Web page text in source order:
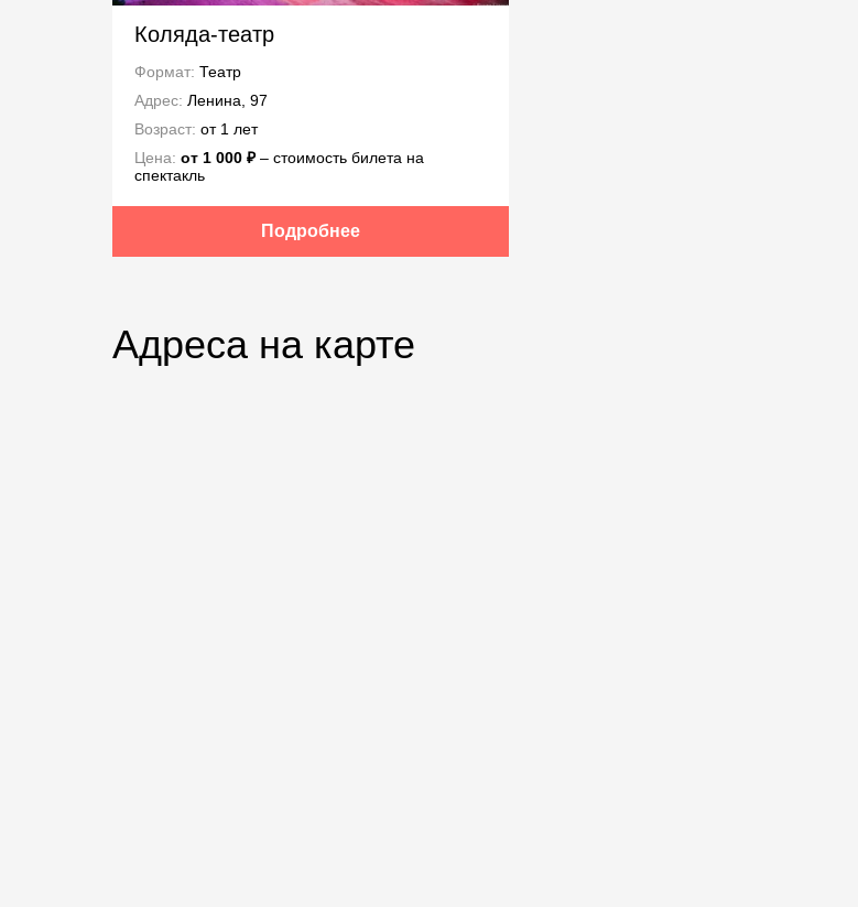
Коляда-театр
Формат: Театр
Адрес: Ленина, 97
Возраст: от 1 лет
Цена: от 1 000 ₽– стоимость билета на
спектакль
Подробнее
Адреса на карте